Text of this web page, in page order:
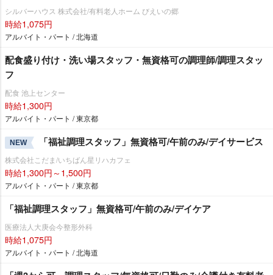
シルバーハウス 株式会社/有料老人ホーム びえいの郷
時給1,075円
アルバイト・パート / 北海道
配食盛り付け・洗い場スタッフ・無資格可の調理師/調理スタッ
フ
配食 池上センター
時給1,300円
アルバイト・パート / 東京都
NEW 「福祉調理スタッフ」無資格可/午前のみ/デイサービス
株式会社こだま/いちばん星リハカフェ
時給1,300円～1,500円
アルバイト・パート / 東京都
「福祉調理スタッフ」無資格可/午前のみ/デイケア
医療法人大庚会今整形外科
時給1,075円
アルバイト・パート / 北海道